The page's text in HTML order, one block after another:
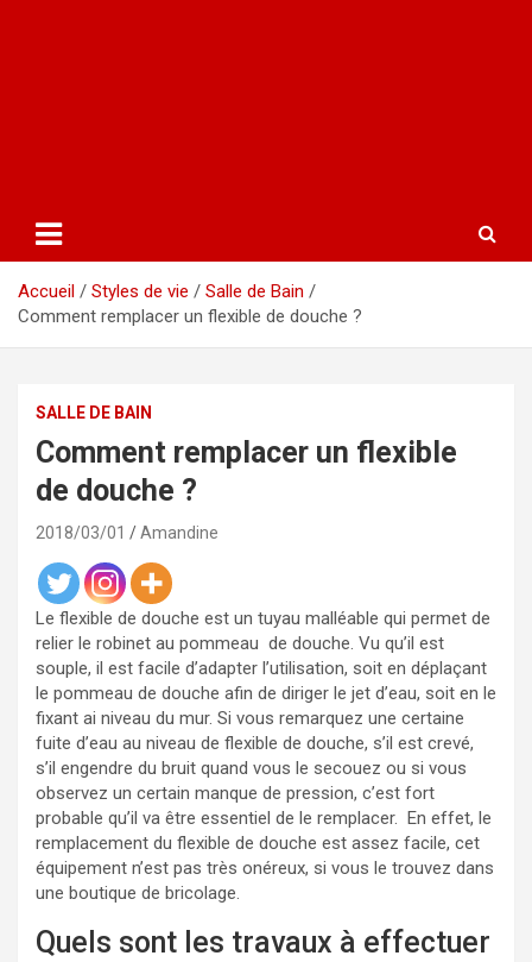
Accueil Styles de vie
Salle de Bain
Comment remplacer un flexible de douche ?
SALLE DE BAIN
Comment remplacer un flexible
de douche ?
2018/03/01 Amandine
Le flexible de douche est un tuyau malléable qui permet de
relier le robinet au pommeau de douche. Vu qu’il est
souple, il est facile d’adapter l’utilisation, soit en déplaçant
le pommeau de douche afin de diriger le jet d’eau, soit en le
fixant ai niveau du mur. Si vous remarquez une certaine
fuite d’eau au niveau de flexible de douche, s’il est crevé,
s’il engendre du bruit quand vous le secouez ou si vous
observez un certain manque de pression, c’est fort
probable qu’il va être essentiel de le remplacer. En effet, le
remplacement du flexible de douche est assez facile, cet
équipement n’est pas très onéreux, si vous le trouvez dans
une boutique de bricolage.
Quels sont les travaux à effectuer